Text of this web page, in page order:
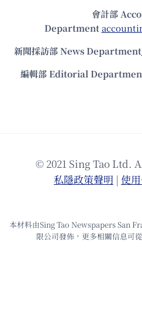
會計部
Department
新聞採訪部 News Department
編輯部 Editorial
© 2021 Sing Tao Ltd.
私隱政策聲明 | 使
本材料由Sing Tao Newspapers San
限公司發佈，更多相關信息可